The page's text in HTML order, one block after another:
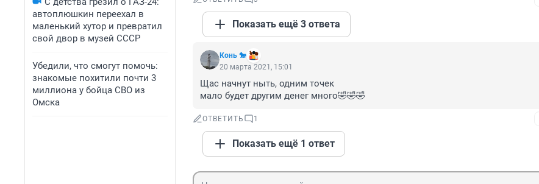
автоплюшкин переехал в
маленький хутор и превратил
свой двор в музей СССР
Убедили, что смогут помочь:
знакомые похитили почти 3
миллиона у бойца СВО из
Омска
Показать ещё 3 ответа
Конь 🐎
20 марта 2021, 15:01
Щас начнут ныть, одним точек
мало будет другим денег много🤣🤣🤣
ОТВЕТИТЬ 1
Показать ещё 1 ответ